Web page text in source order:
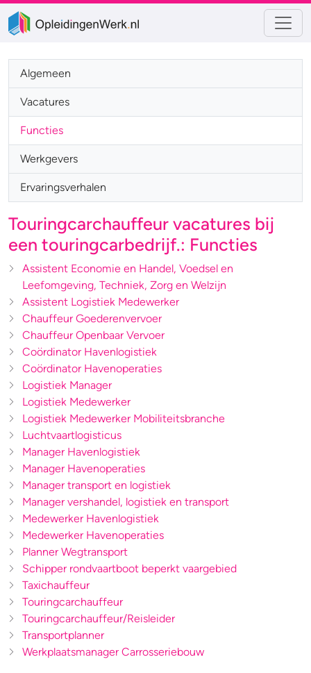
Algemeen
Vacatures
Functies
Werkgevers
Ervaringsverhalen
Touringcarchauffeur vacatures bij
een touringcarbedrijf.: Functies
Assistent Economie en Handel, Voedsel en
Leefomgeving, Techniek, Zorg en Welzijn
Assistent Logistiek Medewerker
Chauffeur Goederenvervoer
Chauffeur Openbaar Vervoer
Coördinator Havenlogistiek
Coördinator Havenoperaties
Logistiek Manager
Logistiek Medewerker
Logistiek Medewerker Mobiliteitsbranche
Luchtvaartlogisticus
Manager Havenlogistiek
Manager Havenoperaties
Manager transport en logistiek
Manager vershandel, logistiek en transport
Medewerker Havenlogistiek
Medewerker Havenoperaties
Planner Wegtransport
Schipper rondvaartboot beperkt vaargebied
Taxichauffeur
Touringcarchauffeur
Touringcarchauffeur/Reisleider
Transportplanner
Werkplaatsmanager Carrosseriebouw